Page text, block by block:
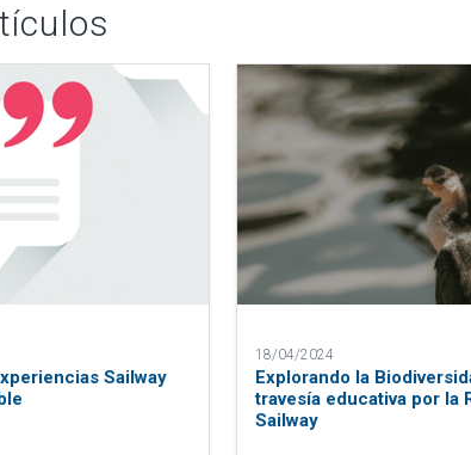
Sailway
18/04/2024
Explorando la
travesía educativa por la
Sailway